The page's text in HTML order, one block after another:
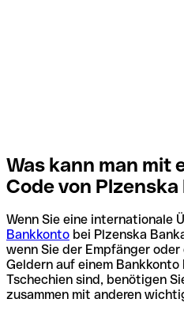
Was kann man mit
Code von
Wenn Sie eine internationale
Bankkonto bei Plzenska
wenn Sie der Empfänger
Geldern auf einem Bankkonto
Tschechien sind, benötigen
zusammen mit anderen